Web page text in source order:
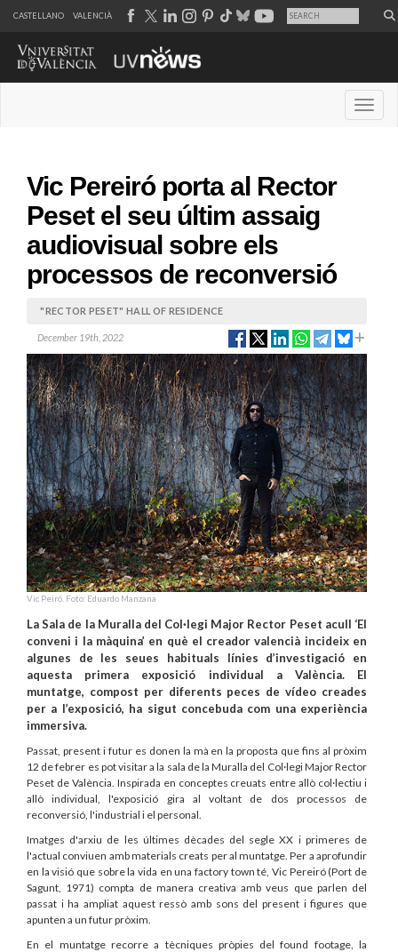
CASTELLANO VALENCIÀ
Vic Pereiró porta al Rector
Peset el seu últim assaig
audiovisual sobre els
processos de reconversió
"RECTOR PESET" HALL OF RESIDENCE
December 19th, 2022
Vic Peiró. Foto: Eduardo Manzana
La Sala de la Muralla del Col·legi Major Rector Peset acull ‘El
conveni i la màquina’ en què el creador valencià incideix en
algunes de les seues habituals línies d’investigació en
aquesta primera exposició individual a València. El
muntatge, compost per diferents peces de vídeo creades
per a l’exposició, ha sigut concebuda com una experiència
immersiva.
Passat, present i futur es donen la mà en la proposta que fins al pròxim
12 de febrer es pot visitar a la sala de la Muralla del Col·legi Major Rector
Peset de València. Inspirada en conceptes creuats entre allò col·lectiu i
allò individual, l'exposició gira al voltant de dos processos de
reconversió, l'industrial i el personal.
Imatges d'arxiu de les últimes dècades del segle XX i primeres de
l'actual conviuen amb materials creats per al muntatge. Per a aprofundir
en la visió que sobre la vida en una factory town té, Vic Pereiró (Port de
Sagunt, 1971) compta de manera creativa amb veus que parlen del
passat i ha ampliat aquest ressò amb sons del present i figures que
apunten a un futur pròxim.
En el muntatge recorre a tècniques pròpies del found footage, la